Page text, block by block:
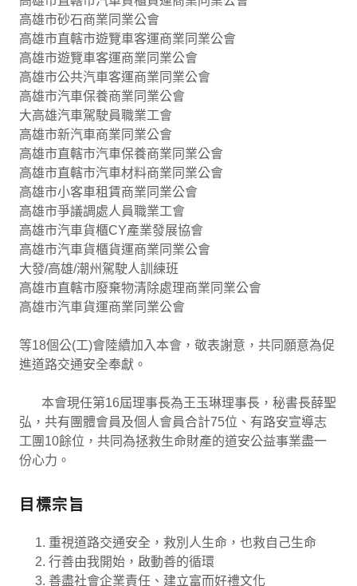
高雄市砂石商業同業公會
高雄市直轄市遊覽車客運商業同業公會
高雄市遊覽車客運商業同業公會
高雄市公共汽車客運商業同業公會
高雄市汽車保養商業同業公會
大高雄汽車駕駛員職業工會
高雄市新汽車商業同業公會
高雄市直轄市汽車保養商業同業公會
高雄市直轄市汽車材料商業同業公會
高雄市小客車租賃商業同業公會
高雄市爭議調處人員職業工會
高雄市汽車貨櫃CY產業發展協會
高雄市汽車貨櫃貨運商業同業公會
大發/高雄/潮州駕駛人訓練班
高雄市直轄市廢棄物清除處理商業同業公會
高雄市汽車貨運商業同業公會
等18個公(工)會陸續加入本會，敬表謝意，共同願意為促
進道路交通安全奉獻。
本會現任第16屆理事長為王玉琳理事長，秘書長薛聖
弘，共有團體會員及個人會員合計75位、有路安宣導志
工團10餘位，共同為拯救生命財產的道安公益事業盡一
份心力。
目標宗旨
重視道路交通安全，救別人生命，也救自己生命
行善由我開始，啟動善的循環
善盡社會企業責任、建立富而好禮文化